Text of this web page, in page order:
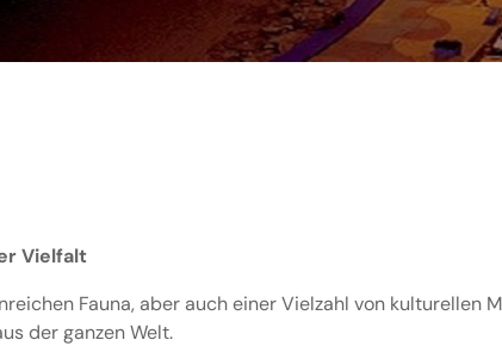
Vielfalt
Fauna, aber auch einer Vielzahl von kulturellen
der ganzen Welt.